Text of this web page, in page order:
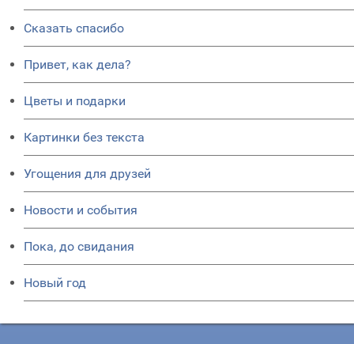
Сказать спасибо
Привет, как дела?
Цветы и подарки
Картинки без текста
Угощения для друзей
Новости и события
Пока, до свидания
Новый год